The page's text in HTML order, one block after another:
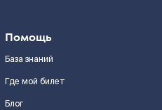
Помощь
База знаний
Где мой билет
Блог